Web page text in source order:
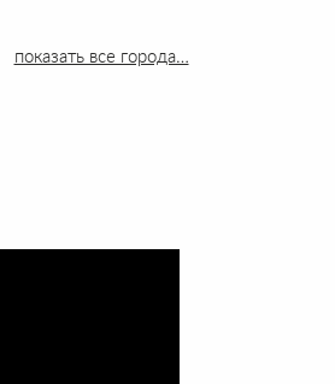
показать все города…